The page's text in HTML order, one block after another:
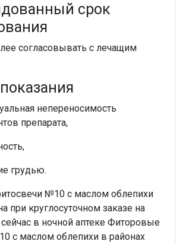
срок
согласовывать с лечащим
непереносимость
препарата,
грудью.
№10 с маслом облепихи
при круглосуточном заказе на
сейчас в ночной аптеке Фиторовые
с маслом облепихи в районах